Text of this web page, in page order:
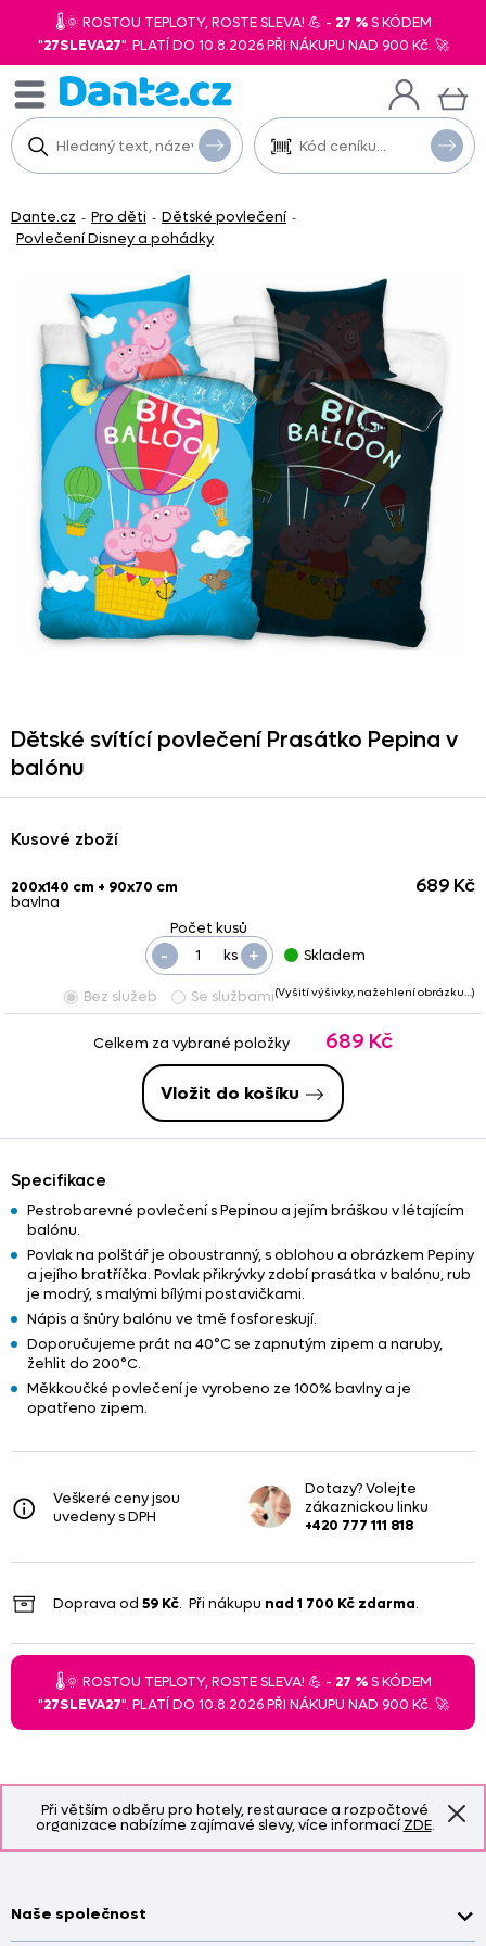
🌡️🌞 ROSTOU TEPLOTY, ROSTE SLEVA! 💪 - 27 %S KÓDEM
"27SLEVA27". PLATÍ DO 10.8.2026 PŘI NÁKUPU NAD 900 Kč. 🚀
Při větším odběru pro hotely, restaurace a rozpočtové
organizace nabízíme zajímavé slevy, více informacíZDE.
Dante.cz - Pro děti - Dětské povlečení -
Povlečení Disney a pohádky
Dětské svítící povlečení Prasátko Pepina v
balónu
Kusové zboží
200x140 cm + 90x70 cm
bavlna
ks +
-
689 Kč
Skladem
Bez služeb Se službami(Vyšití výšivky, nažehlení obrázku…)
Celkem za vybrané položky 689 Kč
Vložit do košíku
Specifikace
Pestrobarevné povlečení s Pepinou a jejím bráškou v létajícím
balónu.
Povlak na polštář je oboustranný, s oblohou a obrázkem Pepiny
a jejího bratříčka. Povlak přikrývky zdobí prasátka v balónu, rub
je modrý, s malými bílými postavičkami.
Nápis a šnůry balónu ve tmě fosforeskují.
Doporučujeme prát na 40°C se zapnutým zipem a naruby,
žehlit do 200°C.
Měkkoučké povlečení je vyrobeno ze 100% bavlny a je
opatřeno zipem.
Veškeré ceny jsou
uvedeny s DPH
Dotazy? Volejte
zákaznickou linku
+420 777 111 818
Doprava od 59 Kč. Při nákupu nad 1 700 Kč zdarma.
🌡️🌞 ROSTOU TEPLOTY, ROSTE SLEVA! 💪 - 27 %S KÓDEM
"27SLEVA27". PLATÍ DO 10.8.2026 PŘI NÁKUPU NAD 900 Kč. 🚀
Naše společnost